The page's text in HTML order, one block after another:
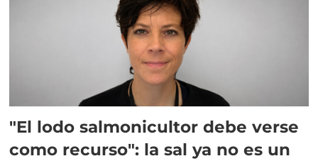
"El lodo salmonicultor debe verse
como recurso": la sal ya no es un